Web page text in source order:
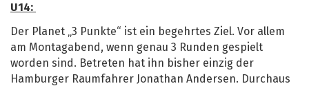
U14:
Der Planet „3 Punkte“ ist ein begehrtes Ziel. Vor allem
am Montagabend, wenn genau 3 Runden gespielt
worden sind. Betreten hat ihn bisher einzig der
Hamburger Raumfahrer Jonathan Andersen. Durchaus